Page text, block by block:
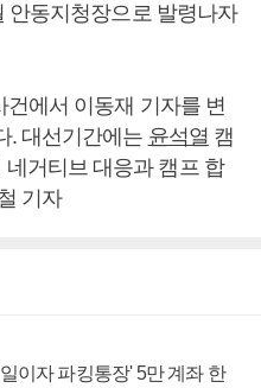
안동지청장으로 발령나자
건에서 이동재 기자를 변
. 대선기간에는 윤석열 캠
거티브 대응과 캠프 합
기자
이자 파킹통장' 5만 계좌 한